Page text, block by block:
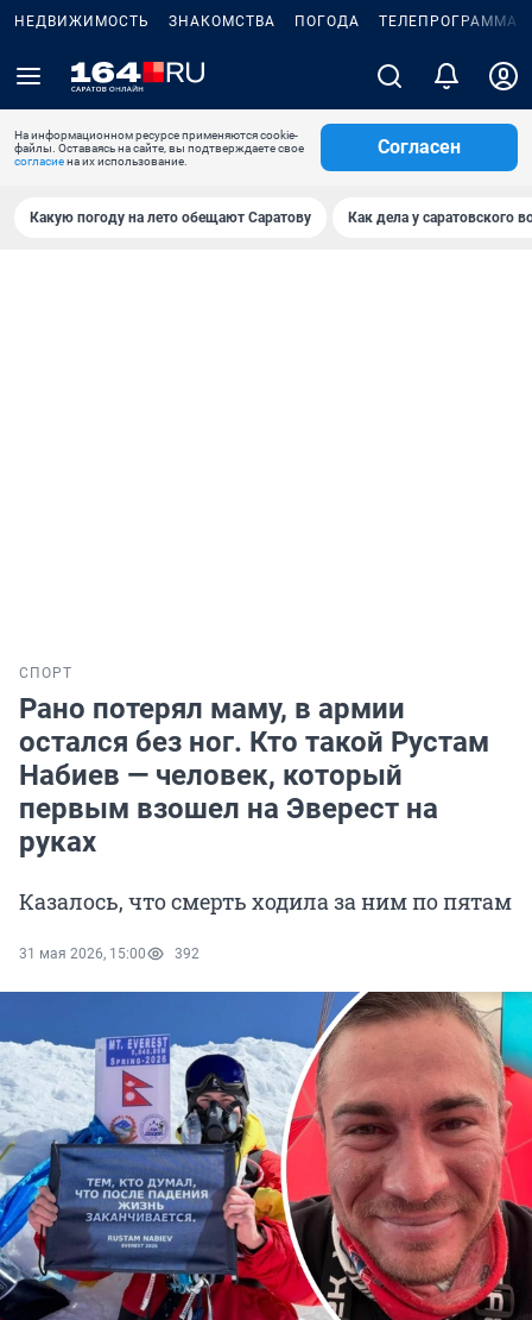
НЕДВИЖИМОСТЬ ЗНАКОМСТВА ПОГОДА ТЕЛЕПРОГРАММА
На информационном ресурсе применяются cookie-
файлы. Оставаясь на сайте, вы подтверждаете свое
согласиена их использование.
Согласен
Какую погоду на лето обещают Саратову Как дела у саратовского
СПОРТ
Рано потерял маму, в армии
остался без ног. Кто такой Рустам
Набиев — человек, который
первым взошел на Эверест на
руках
Казалось, что смерть ходила за ним по пятам
31 мая 2026, 15:00 392